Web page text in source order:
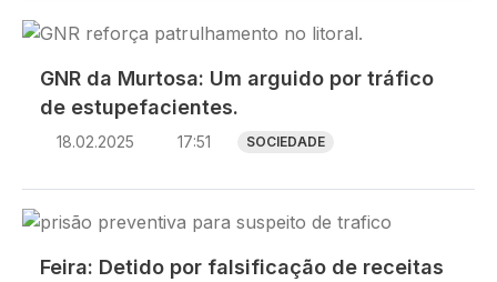
Imagem
GNR da Murtosa: Um arguido por tráfico
de estupefacientes.
18.02.2025 17:51 SOCIEDADE
Imagem
Feira: Detido por falsificação de receitas